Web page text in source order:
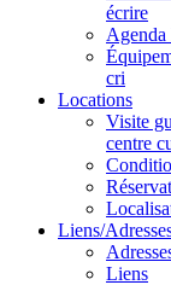
écrire
Agenda
cri
Locations
Visite
centre
Liens/
Liens